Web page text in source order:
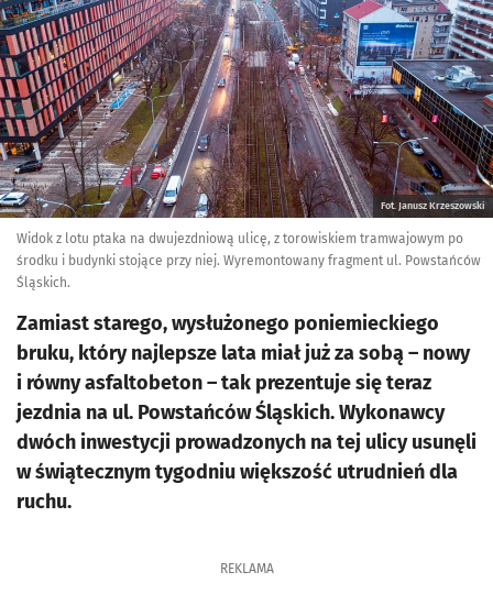
Fot. Janusz Krzeszowski
Widok z lotu ptaka na dwujezdniową ulicę, z torowiskiem tramwajowym po
środku i budynki stojące przy niej. Wyremontowany fragment ul. Powstańców
Śląskich.
Zamiast starego, wysłużonego poniemieckiego
bruku, który najlepsze lata miał już za sobą – nowy
i równy asfaltobeton – tak prezentuje się teraz
jezdnia na ul. Powstańców Śląskich. Wykonawcy
dwóch inwestycji prowadzonych na tej ulicy usunęli
w świątecznym tygodniu większość utrudnień dla
ruchu.
REKLAMA